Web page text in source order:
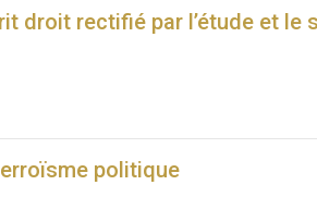
droit rectifié par l’étude et le
politique